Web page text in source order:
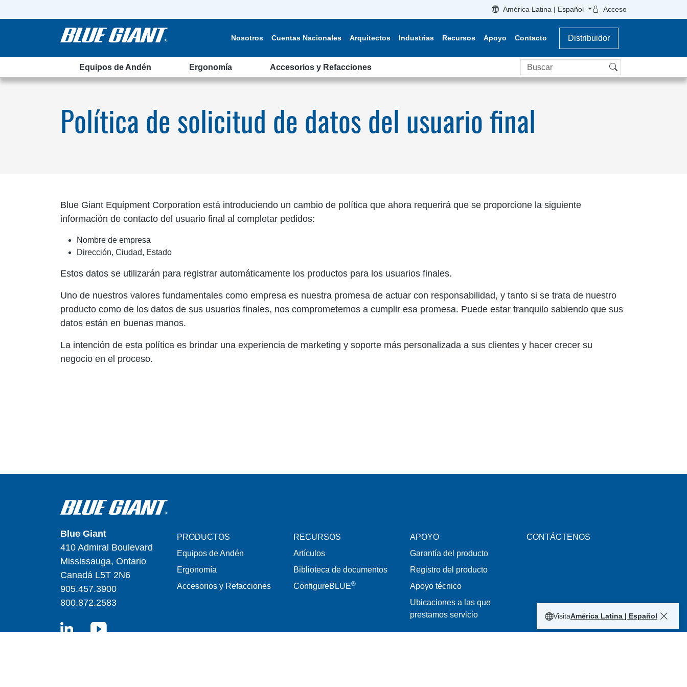
América Latina | Español Acceso
Nosotros Cuentas Nacionales Arquitectos Industrias Recursos Apoyo Contacto Distribuidor
Equipos de Andén Ergonomía Accesorios y Refacciones Buscar
VisitaAmérica Latina | Español
final
Política de solicitud de datos del usuario final
Blue Giant Equipment Corporation está introduciendo un cambio de política que ahora requerirá que se proporcione la siguiente
información de contacto del usuario final al completar pedidos:
Nombre de empresa
Dirección, Ciudad, Estado
Estos datos se utilizarán para registrar automáticamente los productos para los usuarios finales.
Uno de nuestros valores fundamentales como empresa es nuestra promesa de actuar con responsabilidad, y tanto si se trata de nuestro
producto como de los datos de sus usuarios finales, nos comprometemos a cumplir esa promesa. Puede estar tranquilo sabiendo que sus
datos están en buenas manos.
La intención de esta política es brindar una experiencia de marketing y soporte más personalizada a sus clientes y hacer crecer su
negocio en el proceso.
Blue Giant
410 Admiral Boulevard
Mississauga, Ontario
Canadá L5T 2N6
905.457.3900
800.872.2583
LinkedInYouTube
PRODUCTOS
Equipos de Andén
Ergonomía
Accesorios y Refacciones
RECURSOS
Artículos
Biblioteca de documentos
ConfigureBLUE®
APOYO
Garantía del producto
Registro del producto
Apoyo técnico
Ubicaciones a las que
prestamos servicio
CONTÁCTENOS